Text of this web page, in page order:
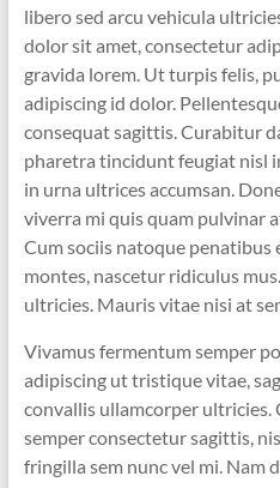
libero sed arcu vehicula
dolor sit amet, consectetur
gravida lorem. Ut turpis felis,
adipiscing id dolor.
consequat sagittis. Curabitur
pharetra tincidunt feugiat nisl
in urna ultrices accumsan.
viverra mi quis quam pulvinar
Cum sociis natoque
montes, nascetur ridiculus
ultricies. Mauris vitae nisi at
Vivamus fermentum semper
adipiscing ut tristique vitae,
convallis ullamcorper ultricies.
semper consectetur sagittis,
fringilla sem nunc vel mi. Nam